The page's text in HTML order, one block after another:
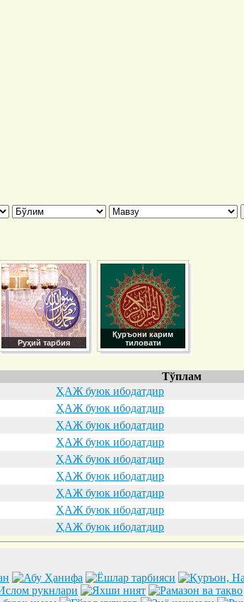
Руҳий тарбия
Қуръони карим
тиловати
Тўплам
ҲАЖ буюк ибодатдир
ҲАЖ буюк ибодатдир
ҲАЖ буюк ибодатдир
ҲАЖ буюк ибодатдир
ҲАЖ буюк ибодатдир
ҲАЖ буюк ибодатдир
ҲАЖ буюк ибодатдир
ҲАЖ буюк ибодатдир
ҲАЖ буюк ибодатдир